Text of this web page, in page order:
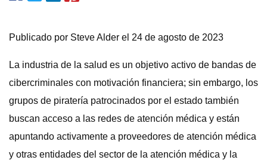
Publicado por Steve Alder el 24 de agosto de 2023
La industria de la salud es un objetivo activo de bandas de
cibercriminales con motivación financiera; sin embargo, los
grupos de piratería patrocinados por el estado también
buscan acceso a las redes de atención médica y están
apuntando activamente a proveedores de atención médica
y otras entidades del sector de la atención médica y la